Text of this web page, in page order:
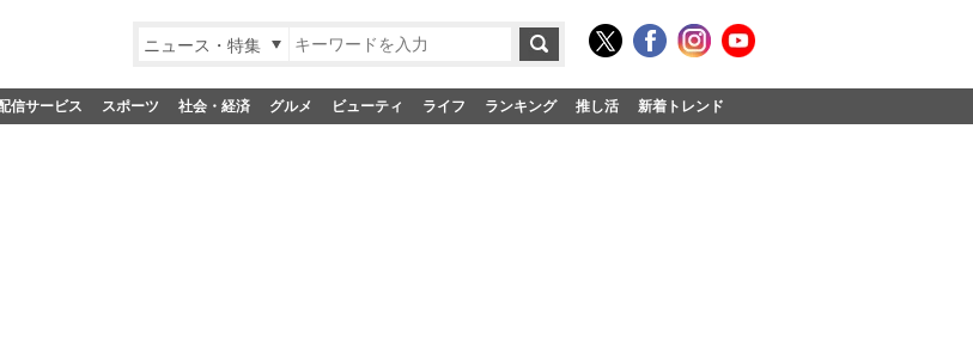
ニュース・特集
信サービス スポーツ 社会・経済 グルメ ビューティ ライフ ランキング 推し活 新着トレンド